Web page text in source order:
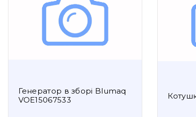
Генератор в зборі Blumaq
VOE15067533